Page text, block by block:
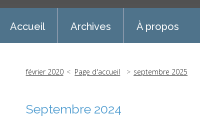
Accueil Archives À propos
février 2020 Page d'accueil septembre 2025
Septembre 2024